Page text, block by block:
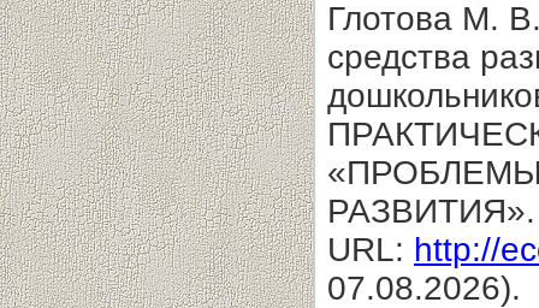
Глотова М.
средства
РАЗВИТИЯ».
URL: http://
07.08.2026).